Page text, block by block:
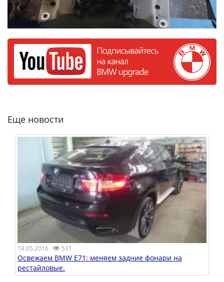
Еще новости
18.05.2016 👁 531
Освежаем BMW E71: меняем задние фонари на
рестайловые.